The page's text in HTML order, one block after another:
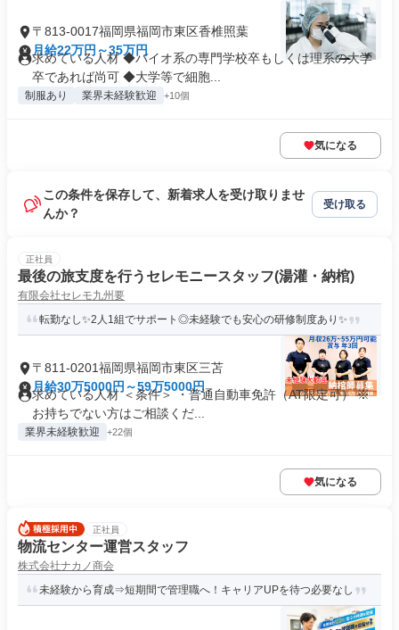
〒813-0017福岡県福岡市東区香椎照葉
月給22万円～35万円
求めている人材 ◆バイオ系の専門学校卒もしくは理系の大学
卒であれば尚可 ◆大学等で細胞...
制服あり 業界未経験歓迎 +10個
気になる
この条件を保存して、新着求人を受け取りませ
んか？
受け取る
正社員
最後の旅支度を行うセレモニースタッフ(湯灌・納棺)
有限会社セレモ九州要
転勤なし✨2人1組でサポート◎未経験でも安心の研修制度あり✨
〒811-0201福岡県福岡市東区三苫
月給30万5000円～59万5000円
求めている人材 ＜条件＞ ・普通自動車免許（AT限定可） ※
お持ちでない方はご相談くだ...
業界未経験歓迎 +22個
気になる
正社員
物流センター運営スタッフ
株式会社ナカノ商会
未経験から育成⇒短期間で管理職へ！キャリアUPを待つ必要なし